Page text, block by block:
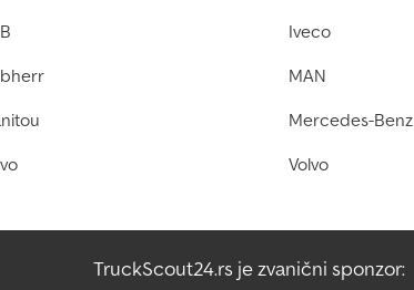
Iveco
MAN
Mercedes-Benz
Volvo
TruckScout24.rs je zvanični sponzor: